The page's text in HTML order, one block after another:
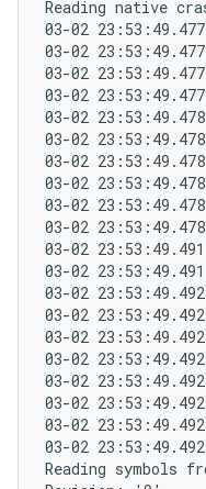
Reading native
03-02
03-02
03-02
03-02
03-02
03-02
03-02
03-02
03-02
03-02
03-02
03-02
03-02
03-02
03-02
03-02
03-02
03-02
03-02
03-02
Reading symbols